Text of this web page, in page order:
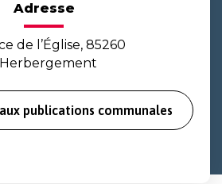
Adresse
de l’Église, 85260
publications communales